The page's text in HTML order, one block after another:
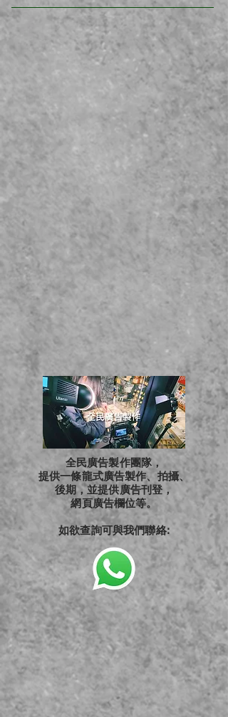
全民廣告製作團隊，
提供一條龍式廣告製作、拍攝、
後期，並提供廣告刊登，
網頁廣告欄位等。
如欲查詢可與我們聯絡: